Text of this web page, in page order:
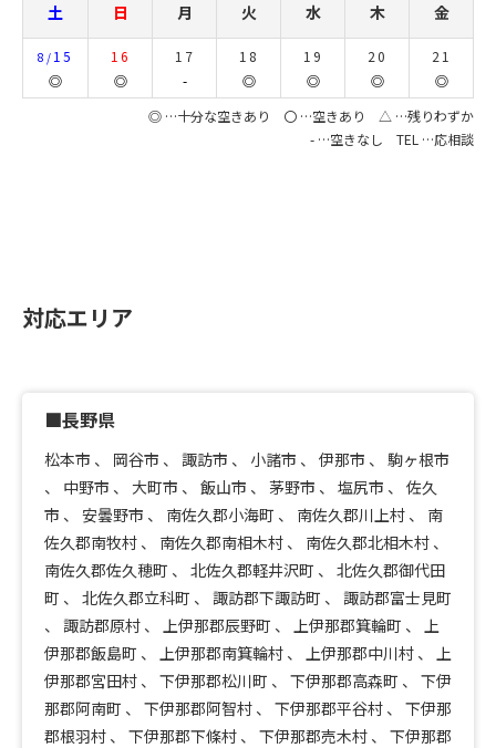
土 日 月 火 水 木 金
8/ 15
◎
16
◎
17
-
18
◎
19
◎
20
◎
21
◎
◎ …十分な空きあり 〇 …空きあり △ …残りわずか
- …空きなし TEL …応相談
対応エリア
■長野県
松本市 、 岡谷市 、 諏訪市 、 小諸市 、 伊那市 、 駒ヶ根市
、 中野市 、 大町市 、 飯山市 、 茅野市 、 塩尻市 、 佐久
市 、 安曇野市 、 南佐久郡小海町 、 南佐久郡川上村 、 南
佐久郡南牧村 、 南佐久郡南相木村 、 南佐久郡北相木村 、
南佐久郡佐久穂町 、 北佐久郡軽井沢町 、 北佐久郡御代田
町 、 北佐久郡立科町 、 諏訪郡下諏訪町 、 諏訪郡富士見町
、 諏訪郡原村 、 上伊那郡辰野町 、 上伊那郡箕輪町 、 上
伊那郡飯島町 、 上伊那郡南箕輪村 、 上伊那郡中川村 、 上
伊那郡宮田村 、 下伊那郡松川町 、 下伊那郡高森町 、 下伊
那郡阿南町 、 下伊那郡阿智村 、 下伊那郡平谷村 、 下伊那
郡根羽村 、 下伊那郡下條村 、 下伊那郡売木村 、 下伊那郡